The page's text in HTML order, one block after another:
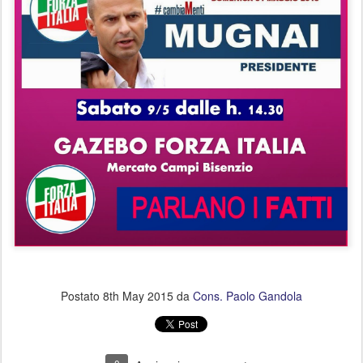
Postato 8th May 2015 da Cons. Paolo Gandola